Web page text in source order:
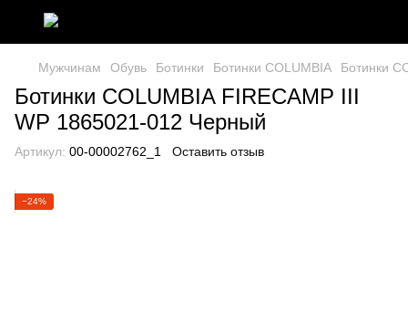
Мужчинам Обувь Ботинки Ботинки COLUMBIA Ботинки
Ботинки COLUMBIA FIRECAMP III
WP 1865021-012 Черный
Артикул: 00-00002762_1 Оставить отзыв
−24%